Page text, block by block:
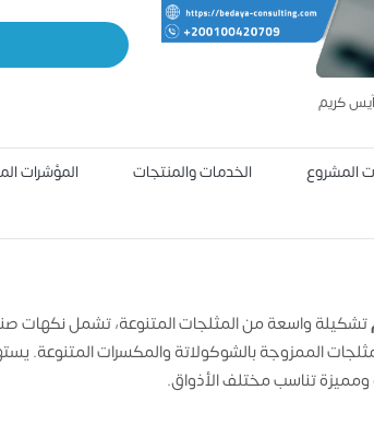
كريم
المشروع الخدمات والمنتجات المؤشرات
تشكيلة واسعة من المثلجات المتنوعة، تشمل نكهات
الممزوجة بالشوكولاتة والمكسرات المتنوعة.
ومميزة تناسب مختلف الأذواق.